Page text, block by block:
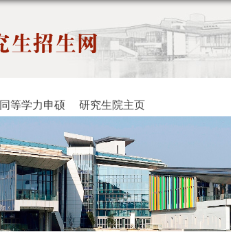
同等学力申硕 研究生院主页